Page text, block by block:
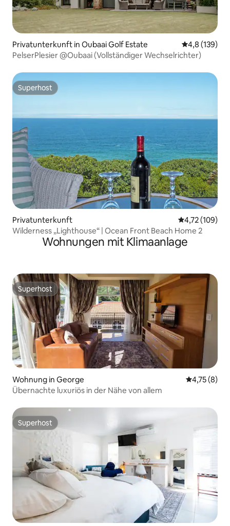
Privatunterkunft in Oubaai Golf Estate
4,8 (139)
PelserPlesier @Oubaai (Vollständiger Wechselrichter)
Superhost
Superhost
Privatunterkunft
4,72 (109)
Wilderness „Lighthouse“ | Ocean Front Beach Home 2
Wohnungen mit Klimaanlage
Superhost
Superhost
Wohnung in George
4,75 (8)
Übernachte luxuriös in der Nähe von allem
Superhost
Superhost